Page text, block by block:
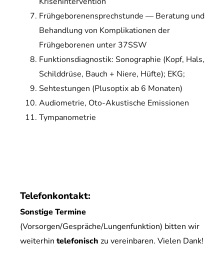
Frühgeborenensprechstunde — Beratung und
Behandlung von Komplikationen der
Frühgeborenen unter 37SSW
Funktionsdiagnostik: Sonographie (Kopf, Hals,
Schilddrüse, Bauch + Niere, Hüfte); EKG;
Sehtestungen (Plusoptix ab 6 Monaten)
Audiometrie, Oto-Akustische Emissionen
Tympanometrie
Telefonkontakt:
Sonstige Termine
(Vorsorgen/Gespräche/Lungenfunktion) bitten wir
weiterhin telefonisch zu vereinbaren. Vielen Dank!